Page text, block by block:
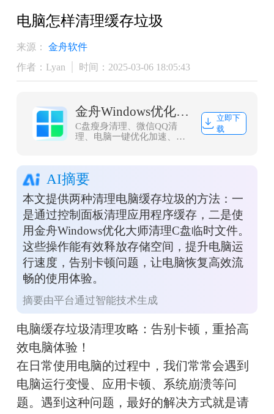
电脑怎样清理缓存垃圾
来源：
金舟软件
作者：Lyan
时间：2025-03-06 18:05:43
金舟Windows优化大师
C盘瘦身清理、微信QQ清
理、电脑一键优化加速、浏
优化工具，轻松解决C盘爆
红问题
立即下
载
AI摘要
本文提供两种清理电脑缓存垃圾的方法：一
是通过控制面板清理应用程序缓存，二是使
用金舟Windows优化大师清理C盘临时文件。
这些操作能有效释放存储空间，提升电脑运
行速度，告别卡顿问题，让电脑恢复高效流
畅的使用体验。
摘要由平台通过智能技术生成
电脑缓存垃圾清理攻略：告别卡顿，重拾高
效电脑体验！
在日常使用电脑的过程中，我们常常会遇到
电脑运行变慢、应用卡顿、系统崩溃等问
题。遇到这种问题，最好的解决方式就是请